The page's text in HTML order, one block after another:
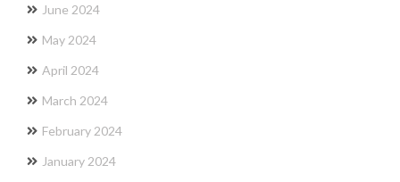
June 2024
May 2024
April 2024
March 2024
February 2024
January 2024